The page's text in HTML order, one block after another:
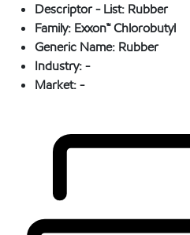
Descriptor - List: Rubber
Family: Exxon™ Chlorobutyl
Generic Name: Rubber
Industry:-
Market:-